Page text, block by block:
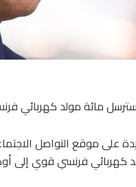
سترسل مائة مولد كهربائي
على موقع التواصل